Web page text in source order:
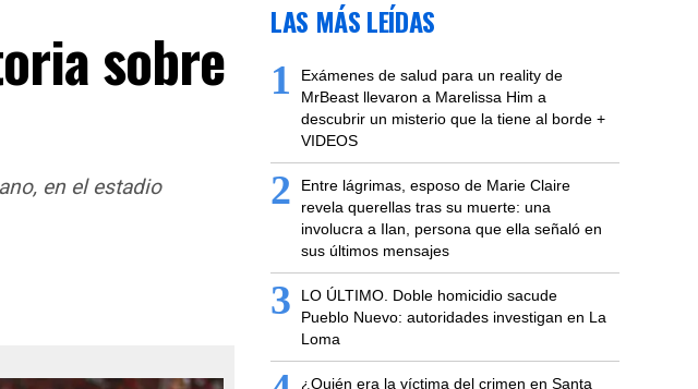
sobre
en el estadio
LAS MÁS LEÍDAS
1
Exámenes de salud para un reality de
MrBeast llevaron a Marelissa Him a
descubrir un misterio que la tiene al borde +
VIDEOS
2
Entre lágrimas, esposo de Marie Claire
revela querellas tras su muerte: una
involucra a Ilan, persona que ella señaló en
sus últimos mensajes
3
LO ÚLTIMO. Doble homicidio sacude
Pueblo Nuevo: autoridades investigan en La
Loma
¿Quién era la víctima del crimen en Santa